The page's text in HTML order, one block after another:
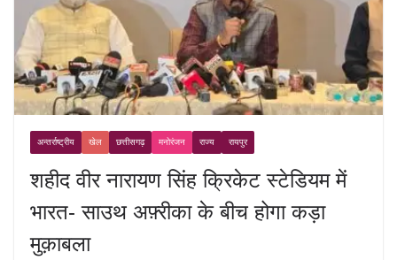
अन्तर्राष्ट्रीय खेल छत्तीसगढ़ मनोरंजन राज्य रायपुर
शहीद वीर नारायण सिंह क्रिकेट स्टेडियम में
भारत- साउथ अफ़्रीका के बीच होगा कड़ा
मुक़ाबला